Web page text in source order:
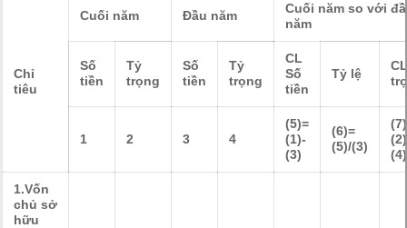
Chỉ
tiêu
Cuối năm Đầu năm
Cuối năm so với
năm
Số
tiền
Tỷ
trọng
Số
tiền
Tỷ
trọng
CL
Số
tiền
Tỷ lệ
1 2 3 4
(5)=
(1)-
(3)
(6)=
(5)/(3)
(4)
1.Vốn
chủ sở
hữu